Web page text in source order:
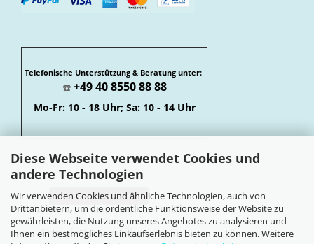
Diese Webseite verwendet Cookies und
andere Technologien
Wir verwenden Cookies und ähnliche Technologien, auch von
Drittanbietern, um die ordentliche Funktionsweise der Website zu
gewährleisten, die Nutzung unseres Angebotes zu analysieren und
Ihnen ein bestmögliches Einkaufserlebnis bieten zu können. Weitere
Telefonische Unterstützung & Beratung unter:
☎️ +49 40 8550 88 88
Mo-Fr: 10 - 18 Uhr; Sa: 10 - 14 Uhr
Vertrag widerrufen
Widerrufsbelehrung
Soziale Netzwerke